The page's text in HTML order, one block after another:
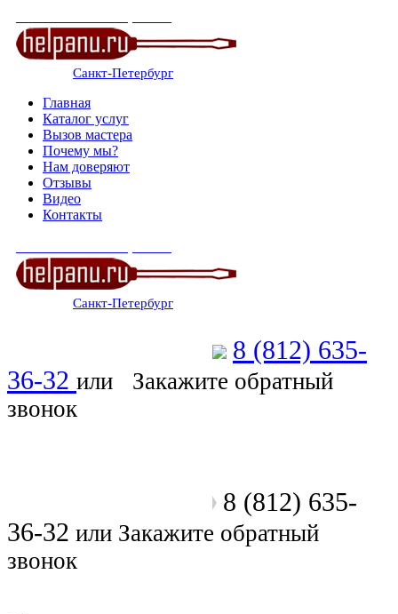
Санкт-Петербург
Главная
Каталог услуг
Вызов мастера
Почему мы?
Нам доверяют
Отзывы
Видео
Контакты
Санкт-Петербург
8 (812) 635-
36-32 или
Закажите обратный
звонок
8 (812) 635-
36-32 или Закажите обратный
звонок